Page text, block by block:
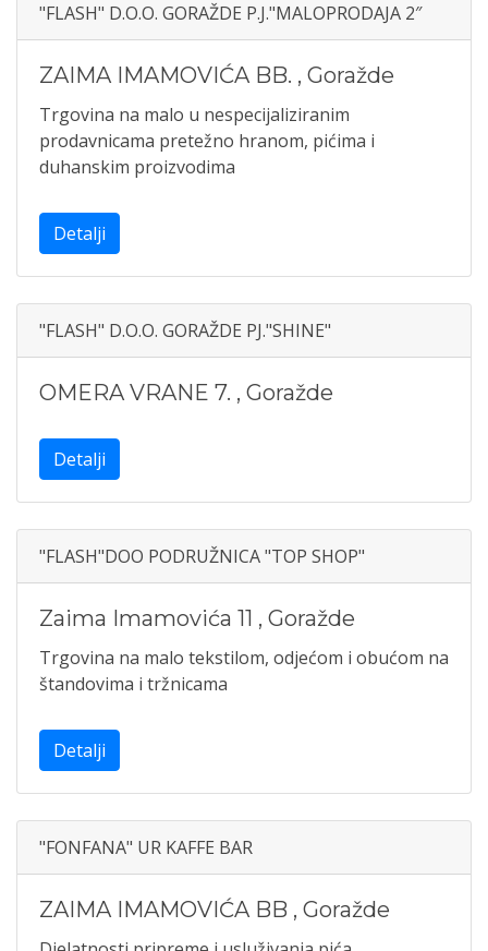
"FLASH" D.O.O. GORAŽDE P.J."MALOPRODAJA 2″
ZAIMA IMAMOVIĆA BB. , Goražde
Trgovina na malo u nespecijaliziranim
prodavnicama pretežno hranom, pićima i
duhanskim proizvodima
Detalji
"FLASH" D.O.O. GORAŽDE PJ."SHINE"
OMERA VRANE 7. , Goražde
Detalji
"FLASH"DOO PODRUŽNICA "TOP SHOP"
Zaima Imamovića 11 , Goražde
Trgovina na malo tekstilom, odjećom i obućom na
štandovima i tržnicama
Detalji
"FONFANA" UR KAFFE BAR
ZAIMA IMAMOVIĆA BB , Goražde